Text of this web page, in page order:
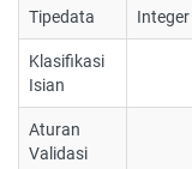
Tipedata Integer
Klasifikasi
Isian
Aturan
Validasi